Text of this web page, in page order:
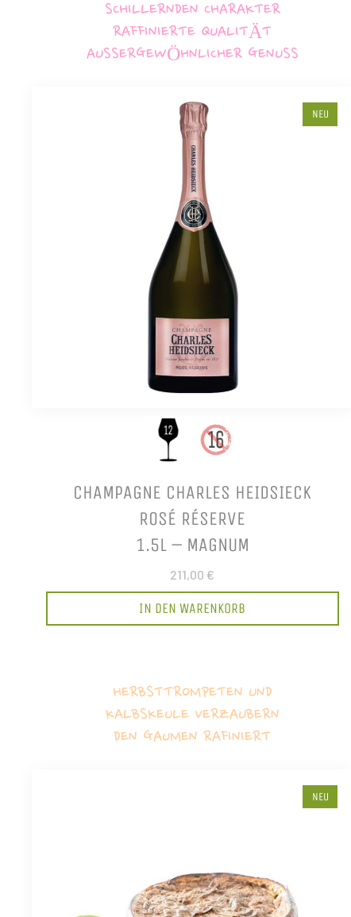
SCHILLERNDEN CHARAKTER
RAFFINIERTE QUALITÄT
AUSSERGEWÖHNLICHER GENUSS
NEU
CHAMPAGNE CHARLES HEIDSIECK
ROSÉ RÉSERVE
1.5L – MAGNUM
211,00 €
IN DEN WARENKORB
HERBSTTROMPETEN UND
KALBSKEULE VERZAUBERN
DEN GAUMEN RAFINIERT
NEU